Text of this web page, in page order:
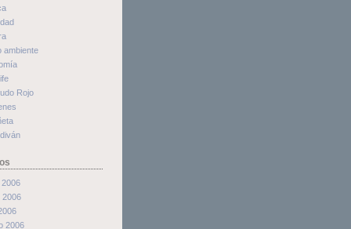
ambiente
Rojo
2006
2006